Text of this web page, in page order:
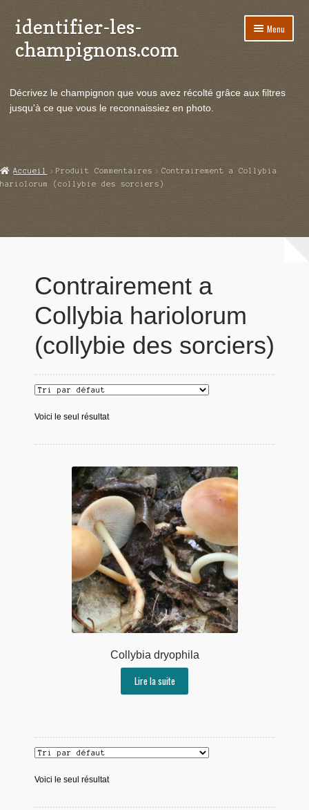
Aller
à
la
Aller
au
contenu
identifier-les-
champignons.com
Menu
le
Actualités
menu
Echanges et contacts
Ouvrir
Décrivez le champignon que vous avez récolté grâce aux filtres
jusqu'à ce que vous le reconnaissiez en photo.
Accueil Produit Commentaires
Contrairement a Collybia
hariolorum (collybie des sorciers)
Contrairement a
Collybia hariolorum
(collybie des sorciers)
Voici le seul résultat
Collybia dryophila
Lire la suite
Voici le seul résultat